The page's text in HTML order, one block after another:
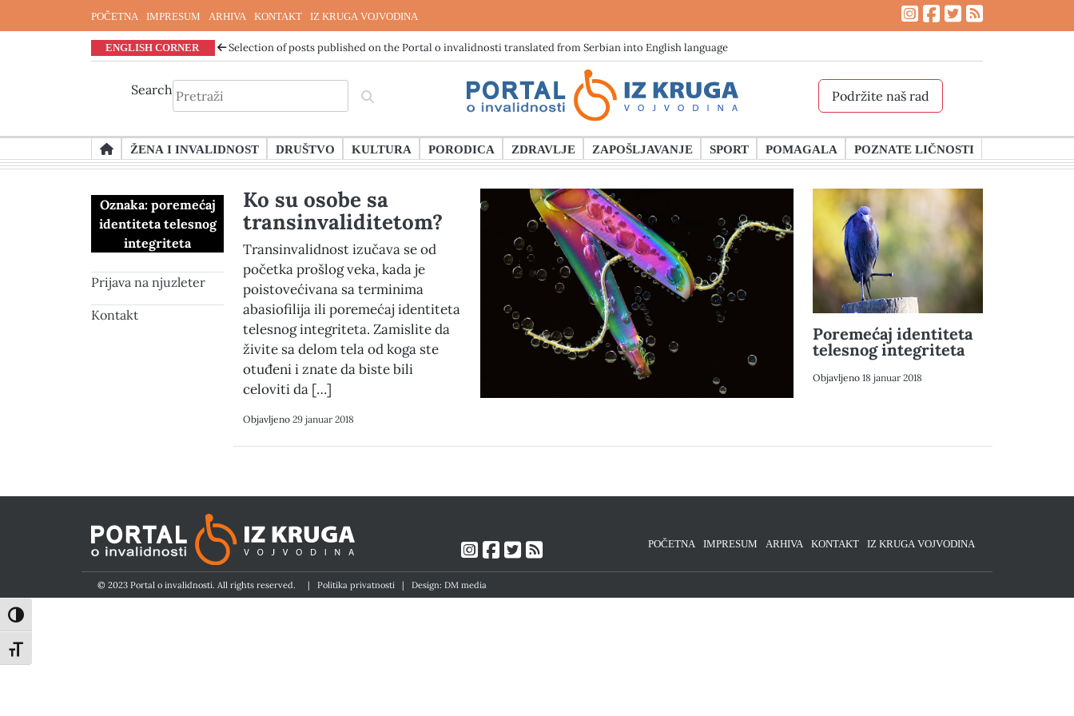
Toggle High Contrast
Toggle Font size
POČETNA IMPRESUM ARHIVA KONTAKT IZ KRUGA VOJVODINA
ENGLISH CORNER Selection of posts published on the Portal o invalidnosti translated from Serbian into English language
Search Podržite naš rad
to
content
ŽENA I INVALIDNOST DRUŠTVO KULTURA PORODICA ZDRAVLJE ZAPOŠLJAVANJE SPORT POMAGALA POZNATE LIČNOSTI
Oznaka: poremećaj
identiteta telesnog
integriteta
Prijava na njuzleter
Kontakt
Ko su osobe sa
transinvaliditetom?
Transinvalidnost izučava se od
početka prošlog veka, kada je
poistovećivana sa terminima
abasiofilija ili poremećaj identiteta
telesnog integriteta. Zamislite da
živite sa delom tela od koga ste
otuđeni i znate da biste bili
celoviti da […]
Objavljeno 29 januar 2018
Poremećaj identiteta
telesnog integriteta
Objavljeno 18 januar 2018
POČETNA IMPRESUM ARHIVA KONTAKT IZ KRUGA VOJVODINA
© 2023 Portal o invalidnosti. All rights reserved. | Politika privatnosti | Design: DM media